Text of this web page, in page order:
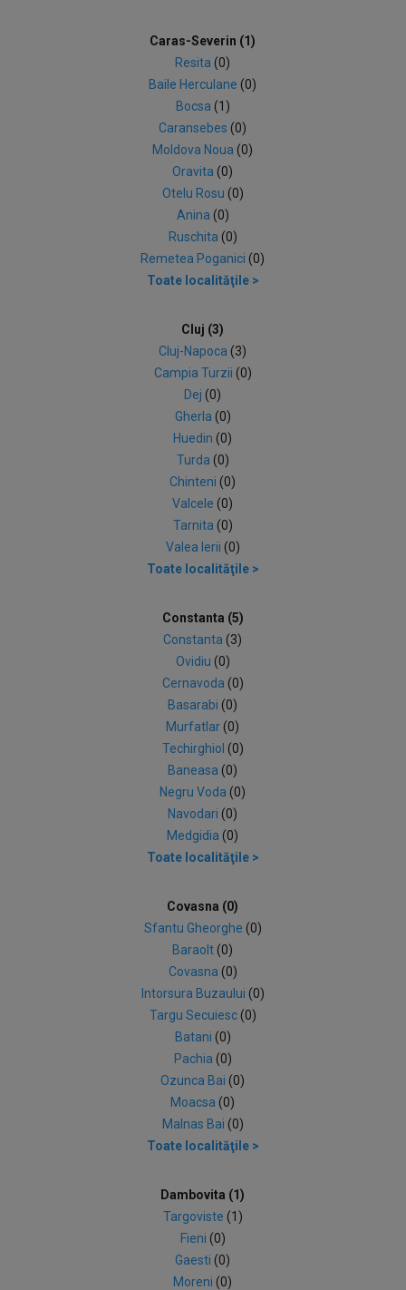
Caras-Severin (1)
Resita (0)
Baile Herculane (0)
Bocsa (1)
Caransebes (0)
Moldova Noua (0)
Oravita (0)
Otelu Rosu (0)
Anina (0)
Ruschita (0)
Remetea Poganici (0)
Toate localităţile >
Cluj (3)
Cluj-Napoca (3)
Campia Turzii (0)
Dej (0)
Gherla (0)
Huedin (0)
Turda (0)
Chinteni (0)
Valcele (0)
Tarnita (0)
Valea Ierii (0)
Toate localităţile >
Constanta (5)
Constanta (3)
Ovidiu (0)
Cernavoda (0)
Basarabi (0)
Murfatlar (0)
Techirghiol (0)
Baneasa (0)
Negru Voda (0)
Navodari (0)
Medgidia (0)
Toate localităţile >
Covasna (0)
Sfantu Gheorghe (0)
Baraolt (0)
Covasna (0)
Intorsura Buzaului (0)
Targu Secuiesc (0)
Batani (0)
Pachia (0)
Ozunca Bai (0)
Moacsa (0)
Malnas Bai (0)
Toate localităţile >
Dambovita (1)
Targoviste (1)
Fieni (0)
Gaesti (0)
Moreni (0)